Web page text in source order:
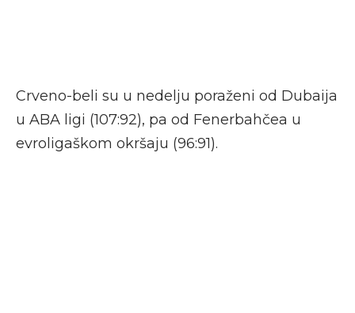
Crveno-beli su u nedelju poraženi od Dubaija
u ABA ligi (107:92), pa od Fenerbahčea u
evroligaškom okršaju (96:91).